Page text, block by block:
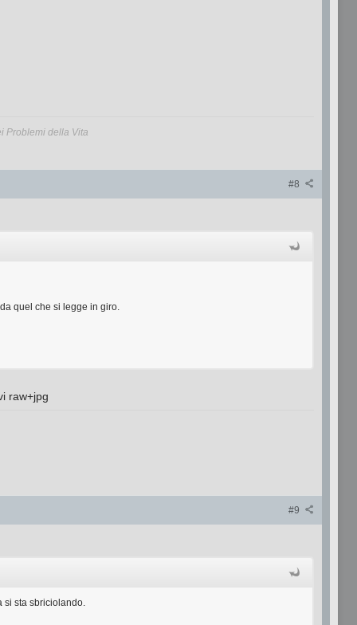
Problemi della Vita
#8
quel che si legge in giro.
raw+jpg
#9
si sta sbriciolando.